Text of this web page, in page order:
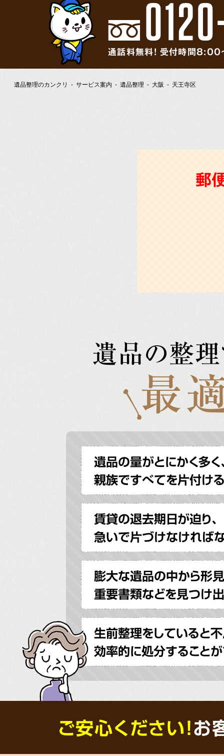
通話料無料! 受付時間8:00
遺品整理のカンクリ サービス案内 遺品整理 大阪 天王寺区
郵
遺品の整理
最
遺品の量がとにかく多く
親族ですべてを片付け
賃貸の退去期日が迫り、
急いで片づけなければ
膨大な遺品の中から形
重要書類などを見つけ
生前整理をしていると不
効率的に処分すること
ご安心ください！お